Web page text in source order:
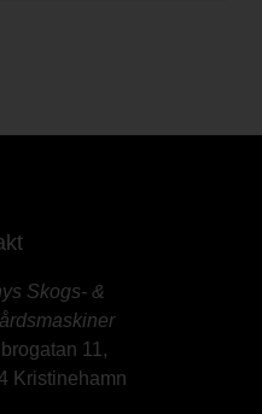
Skogs- &
11,
Kristinehamn